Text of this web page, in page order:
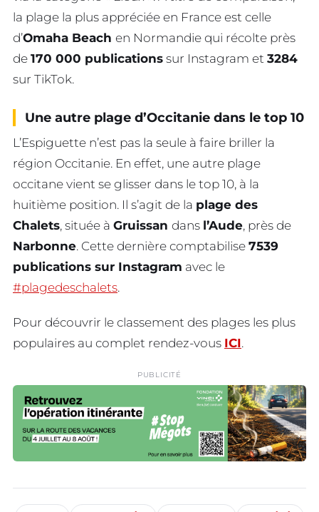
la plage la plus appréciée en France est celle
d’Omaha Beach en Normandie qui récolte près
de 170 000 publications sur Instagram et 3284
sur TikTok.
Une autre plage d’Occitanie dans le top 10
L’Espiguette n’est pas la seule à faire briller la
région Occitanie. En effet, une autre plage
occitane vient se glisser dans le top 10, à la
huitième position. Il s’agit de la plage des
Chalets, située à Gruissan dans l’Aude, près de
Narbonne. Cette dernière comptabilise 7539
publications sur Instagram avec le
#plagedeschalets.
Pour découvrir le classement des plages les plus
populaires au complet rendez-vous ICI.
PUBLICITÉ